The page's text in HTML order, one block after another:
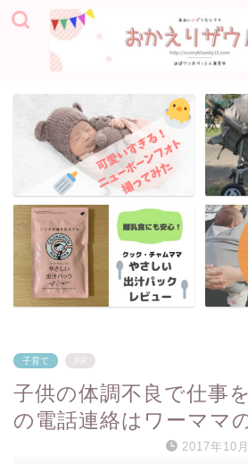
子育て PR
子供の体調不良で仕事
の電話連絡はワーママ
2017年10